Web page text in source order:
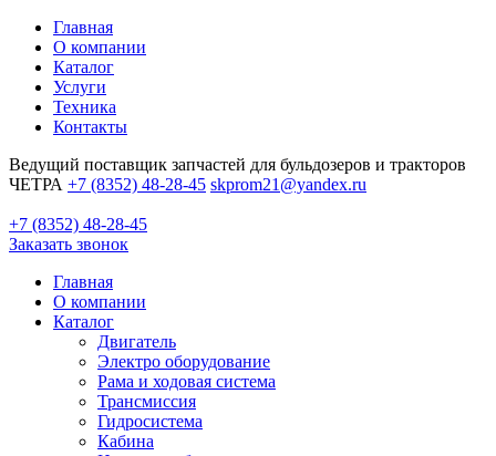
Главная
О компании
Каталог
Услуги
Техника
Контакты
Ведущий поставщик запчастей для бульдозеров и тракторов
ЧЕТРА +7 (8352) 48-28-45 skprom21@yandex.ru
+7 (8352) 48-28-45
Заказать звонок
Главная
О компании
Каталог
Двигатель
Электро оборудование
Рама и ходовая система
Трансмиссия
Гидросистема
Кабина